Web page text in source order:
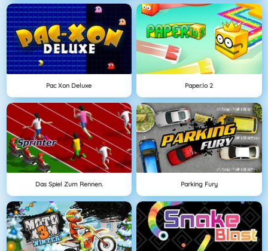
Pac Xon Deluxe Paper.io 2
Das Spiel Zum Rennen. Parking Fury